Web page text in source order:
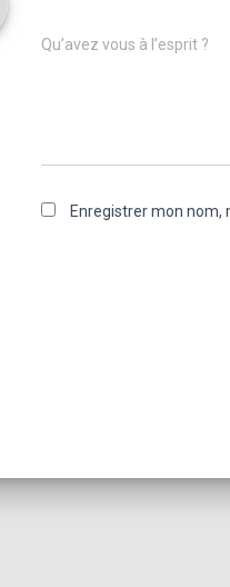
Qu’avez vous à l’esprit ?
Enregistrer mon